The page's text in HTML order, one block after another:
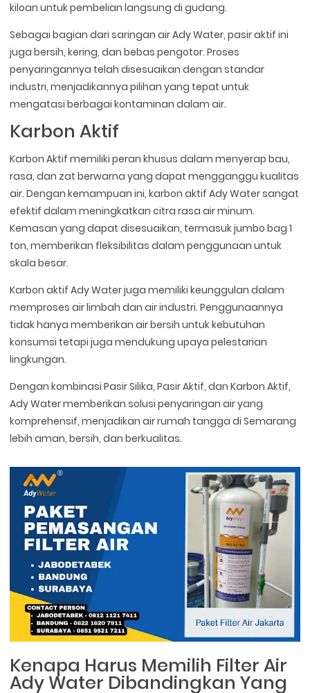
kiloan untuk pembelian langsung di gudang.
Sebagai bagian dari saringan air Ady Water, pasir aktif ini
juga bersih, kering, dan bebas pengotor. Proses
penyaringannya telah disesuaikan dengan standar
industri, menjadikannya pilihan yang tepat untuk
mengatasi berbagai kontaminan dalam air.
Karbon Aktif
Karbon Aktif memiliki peran khusus dalam menyerap bau,
rasa, dan zat berwarna yang dapat mengganggu kualitas
air. Dengan kemampuan ini, karbon aktif Ady Water sangat
efektif dalam meningkatkan citra rasa air minum.
Kemasan yang dapat disesuaikan, termasuk jumbo bag 1
ton, memberikan fleksibilitas dalam penggunaan untuk
skala besar.
Karbon aktif Ady Water juga memiliki keunggulan dalam
memproses air limbah dan air industri. Penggunaannya
tidak hanya memberikan air bersih untuk kebutuhan
konsumsi tetapi juga mendukung upaya pelestarian
lingkungan.
Dengan kombinasi Pasir Silika, Pasir Aktif, dan Karbon Aktif,
Ady Water memberikan solusi penyaringan air yang
komprehensif, menjadikan air rumah tangga di Semarang
lebih aman, bersih, dan berkualitas.
Kenapa Harus Memilih Filter Air
Ady Water Dibandingkan Yang